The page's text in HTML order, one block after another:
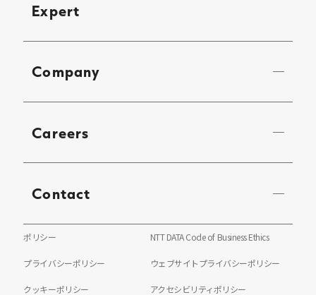
Expert
Company
Careers
Contact
ポリシー NTT DATA Code of Business Ethics
プライバシーポリシー ウェブサイトプライバシーポリシー
クッキーポリシー アクセシビリティポリシー